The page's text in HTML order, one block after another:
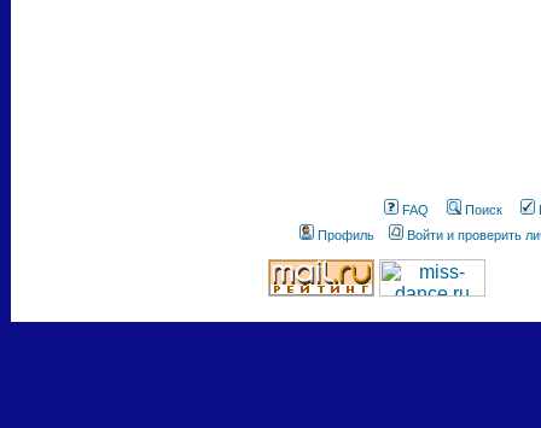
FAQ Поиск
Профиль
Войти и проверить